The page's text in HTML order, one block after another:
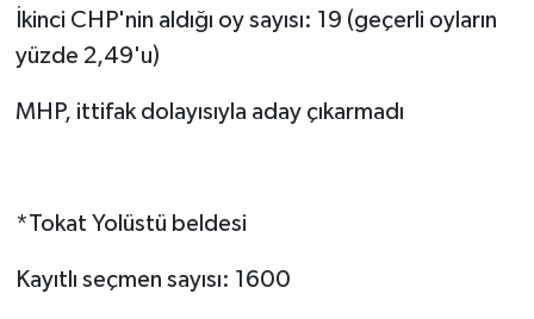
İkinci CHP'nin aldığı oy sayısı: 19 (geçerli oyların
yüzde 2,49'u)
MHP, ittifak dolayısıyla aday çıkarmadı
*Tokat Yolüstü beldesi
Kayıtlı seçmen sayısı: 1600